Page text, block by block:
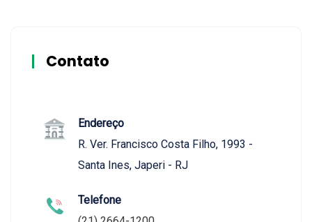
Contato
Endereço
R. Ver. Francisco Costa Filho, 1993 -
Santa Ines, Japeri - RJ
Telefone